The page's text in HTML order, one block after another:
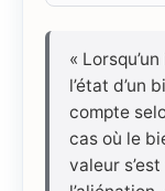
«
l’état d’un
compte
cas où le
valeur